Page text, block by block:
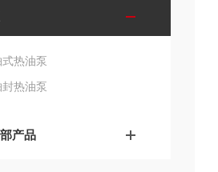
热油泵
热油泵
产品